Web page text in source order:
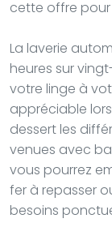
cette offre
La laverie
heures sur
votre linge à
appréciable
dessert les
venues avec
vous pourrez
fer à repasser
besoins